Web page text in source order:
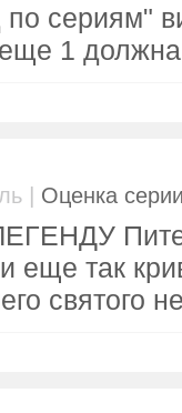
сериям"
1
| Оценка
еще так
святого